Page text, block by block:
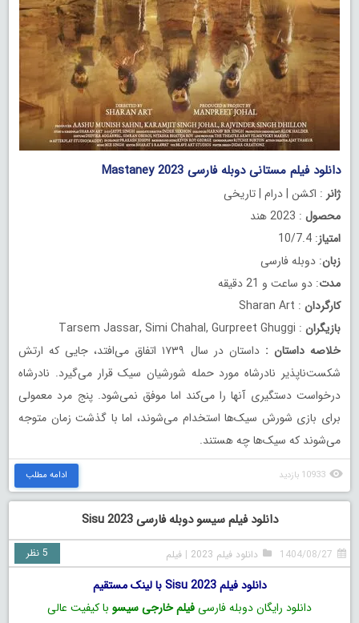
دانلود فیلم مستانی دوبله فارسی Mastaney 2023
ژانر : اکشن | درام | تاریخی
محصول : 2023 هند
امتیاز: 10/7.4
زبان: دوبله فارسی
مدت: دو ساعت و 21 دقیقه
کارگردان : Sharan Art
بازیگران : Tarsem Jassar, Simi Chahal, Gurpreet Ghuggi
خلاصه داستان :
داستان در سال ۱۷۳۹ اتفاق می‌افتد، جایی که ارتش
شکست‌ناپذیر نادرشاه مورد حمله شورشیان سیک قرار می‌گیرد. نادرشاه
درخواست دستگیری آنها را می‌کند اما موفق نمی‌شود. پنج مرد معمولی
برای بازی شورش سیک‌ها استخدام می‌شوند، اما با گذشت زمان متوجه
می‌شوند که سیک‌ها چه هستند.
10933 بازدید ادامه مطلب
دانلود فیلم سیسو دوبله فارسی Sisu 2023
1404/08/27 دانلود فیلم 2023 |فیلم 5 نظر
دانلود فیلم Sisu 2023 با لینک مستقیم
دانلود رایگان دوبله فارسیفیلم خارجی سیسو با کیفیت عالی